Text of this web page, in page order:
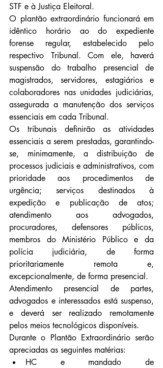
STF e à Justiça Eleitoral.
O plantão extraordinário funcionará em
idêntico horário ao do expediente
forense regular, estabelecido pelo
respectivo Tribunal. Com ele, haverá
suspensão do trabalho presencial de
magistrados, servidores, estagiários e
colaboradores nas unidades judiciárias,
assegurada a manutenção dos serviços
essenciais em cada Tribunal.
Os tribunais definirão as atividades
essenciais a serem prestadas, garantindo-
se, minimamente, a distribuição de
processos judiciais e administrativos, com
prioridade aos procedimentos de
urgência; serviços destinados à
expedição e publicação de atos;
atendimento aos advogados,
procuradores, defensores públicos,
membros do Ministério Público e da
polícia judiciária, de forma
prioritariamente remota e,
excepcionalmente, de forma presencial.
Atendimento presencial de partes,
advogados e interessados está suspenso,
e deverá ser realizado remotamente
pelos meios tecnológicos disponíveis.
Durante o Plantão Extraordinário serão
apreciadas as seguintes matérias:
HC e mandado de